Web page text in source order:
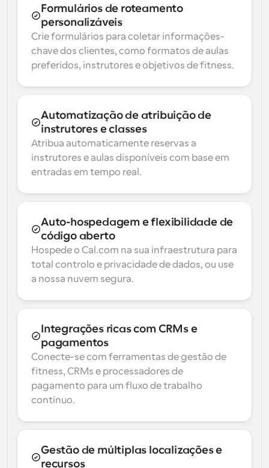
Formulários de roteamento
personalizáveis
Crie formulários para coletar informações-
chave dos clientes, como formatos de aulas
preferidos, instrutores e objetivos de fitness.
Automatização de atribuição de
instrutores e classes
Atribua automaticamente reservas a
instrutores e aulas disponíveis com base em
entradas em tempo real.
Auto-hospedagem e flexibilidade de
código aberto
Hospede o Cal.com na sua infraestrutura para
total controlo e privacidade de dados, ou use
a nossa nuvem segura.
Integrações ricas com CRMs e
pagamentos
Conecte-se com ferramentas de gestão de
fitness, CRMs e processadores de
pagamento para um fluxo de trabalho
contínuo.
Gestão de múltiplas localizações e
recursos